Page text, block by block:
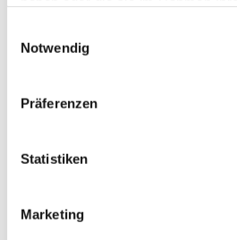
Notwendig
Präferenzen
Statistiken
Marketing
Dies könnte